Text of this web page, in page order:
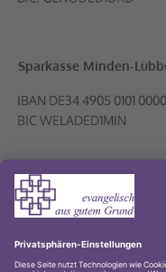
Sparkasse Minden-
Volksbank PLUS eG